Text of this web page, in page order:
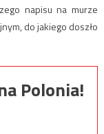
napisu na murze
do jakiego doszło
Polonia!